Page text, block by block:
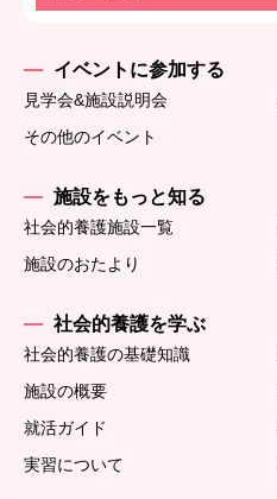
イベントに参加する
見学会&施設説明会
その他のイベント
施設をもっと知る
社会的養護施設一覧
施設のおたより
社会的養護を学ぶ
社会的養護の基礎知識
施設の概要
就活ガイド
実習について